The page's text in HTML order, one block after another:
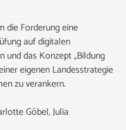
die Forderung eine
auf digitalen
und das Konzept „Bildung
eigenen Landesstrategie
zu verankern.
Göbel, Julia